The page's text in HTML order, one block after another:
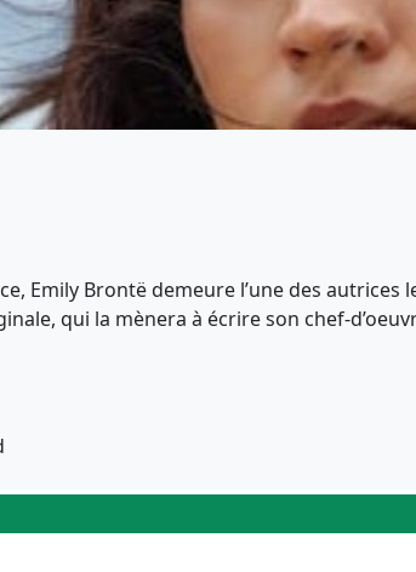
Emily Brontë demeure l’une des
qui la mènera à écrire son chef-